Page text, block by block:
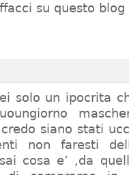
su questo blog
solo un ipocrita
siano stati
non faresti
cosa e’ ,da